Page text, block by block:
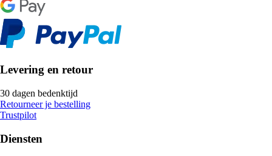
Levering en retour
30 dagen bedenktijd
Retourneer je bestelling
Trustpilot
Diensten